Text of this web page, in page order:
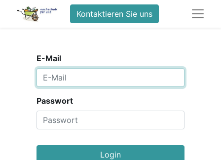
Kontaktieren Sie uns
E-Mail
Passwort
Login